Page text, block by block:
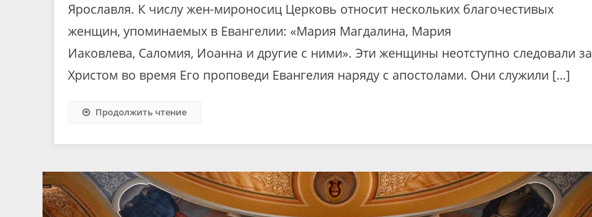
Ярославля. К числу жен-мироносиц Церковь относит нескольких благочестивых
женщин, упоминаемых в Евангелии: «Мария Магдалина, Мария
Иаковлева, Саломия, Иоанна и другие с ними». Эти женщины неотступно следовали за
Христом во время Его проповеди Евангелия наряду с апостолами. Они служили […]
Продолжить чтение